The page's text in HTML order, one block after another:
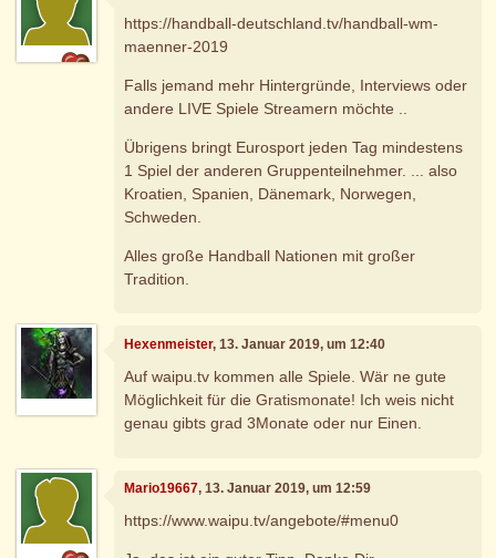
https://handball-deutschland.tv/handball-wm-
maenner-2019
Falls jemand mehr Hintergründe, Interviews oder
andere LIVE Spiele Streamern möchte ..
Übrigens bringt Eurosport jeden Tag mindestens
1 Spiel der anderen Gruppenteilnehmer. ... also
Kroatien, Spanien, Dänemark, Norwegen,
Schweden.
Alles große Handball Nationen mit großer
Tradition.
Hexenmeister, 13. Januar 2019, um 12:40
Auf waipu.tv kommen alle Spiele. Wär ne gute
Möglichkeit für die Gratismonate! Ich weis nicht
genau gibts grad 3Monate oder nur Einen.
Mario19667, 13. Januar 2019, um 12:59
https://www.waipu.tv/angebote/#menu0